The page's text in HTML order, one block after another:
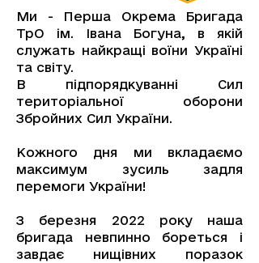
Ми - Перша Окрема Бригада
ТрО ім. Івана Богуна, в якій
служать найкращі воїни Україні
та світу.
В підпорядкуванні Сил
територіальної оборони
Збройних Сил України.
Кожного дня ми вкладаємо
максимум зусиль задля
перемоги України!
З березня 2022 року наша
бригада невпинно бореться і
завдає нищівних поразок